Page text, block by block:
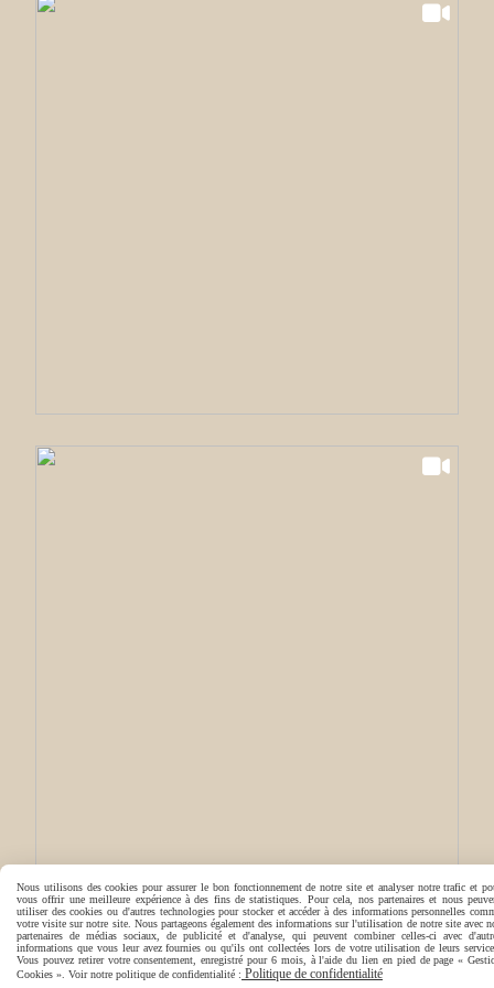
Nous utilisons des cookies pour assurer le bon fonctionnement de notre site et analyser notre trafic et
vous offrir une meilleure expérience à des fins de statistiques. Pour cela, nos partenaires et nous
utiliser des cookies ou d'autres technologies pour stocker et accéder à des informations personnelles
votre visite sur notre site. Nous partageons également des informations sur l'utilisation de notre site avec
partenaires de médias sociaux, de publicité et d'analyse, qui peuvent combiner celles-ci avec
informations que vous leur avez fournies ou qu'ils ont collectées lors de votre utilisation de leurs
Vous pouvez retirer votre consentement, enregistré pour 6 mois, à l'aide du lien en pied de page «
Cookies ». Voir notre politique de confidentialité : Politique de confidentialité